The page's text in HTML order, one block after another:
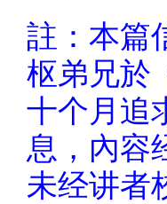
註：本篇
枢弟兄於
十个月追
息，內容
未经讲者